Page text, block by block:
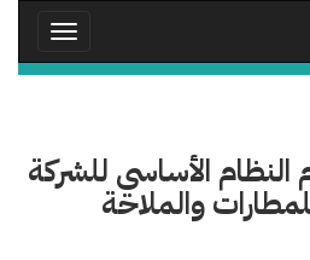
Toggle
الأساسي للشركة
والملاحة